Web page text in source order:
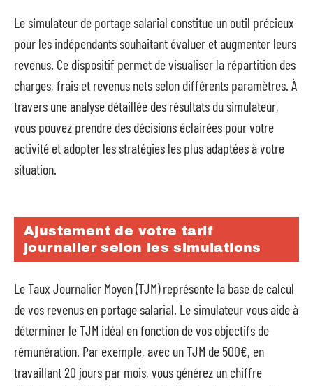
Le simulateur de portage salarial constitue un outil précieux
pour les indépendants souhaitant évaluer et augmenter leurs
revenus. Ce dispositif permet de visualiser la répartition des
charges, frais et revenus nets selon différents paramètres. À
travers une analyse détaillée des résultats du simulateur,
vous pouvez prendre des décisions éclairées pour votre
activité et adopter les stratégies les plus adaptées à votre
situation.
Ajustement de votre tarif
journalier selon les simulations
Le Taux Journalier Moyen (TJM) représente la base de calcul
de vos revenus en portage salarial. Le simulateur vous aide à
déterminer le TJM idéal en fonction de vos objectifs de
rémunération. Par exemple, avec un TJM de 500€, en
travaillant 20 jours par mois, vous générez un chiffre